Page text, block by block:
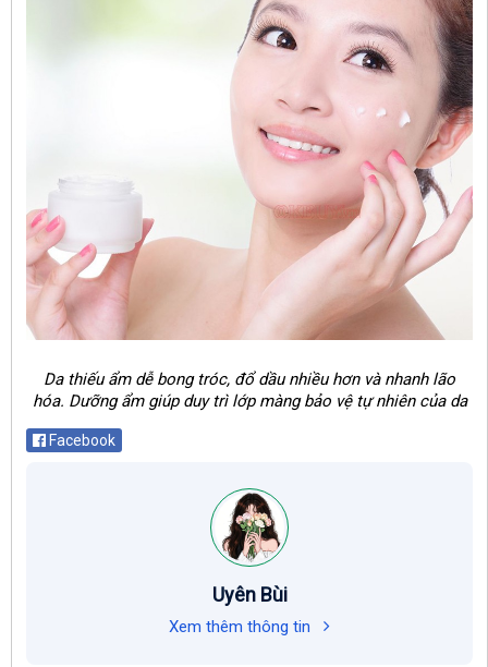
Da thiếu ẩm dễ bong tróc, đổ dầu nhiều hơn và nhanh lão
hóa. Dưỡng ẩm giúp duy trì lớp màng bảo vệ tự nhiên của da
Facebook
Uyên Bùi
Xem thêm thông tin